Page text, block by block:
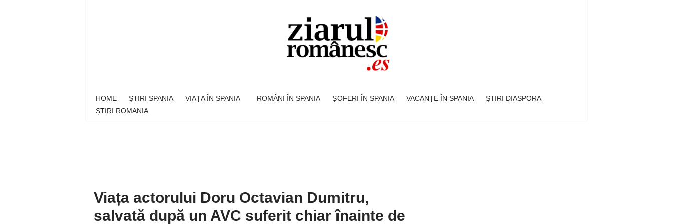
HOME ȘTIRI SPANIA VIAȚA ÎN SPANIA ROMÂNI ÎN SPANIA ȘOFERI ÎN SPANIA VACANȚE ÎN SPANIA
ȘTIRI DIASPORA
ȘTIRI ROMANIA
Viața actorului Doru Octavian Dumitru,
salvată după un AVC suferit chiar înainte de